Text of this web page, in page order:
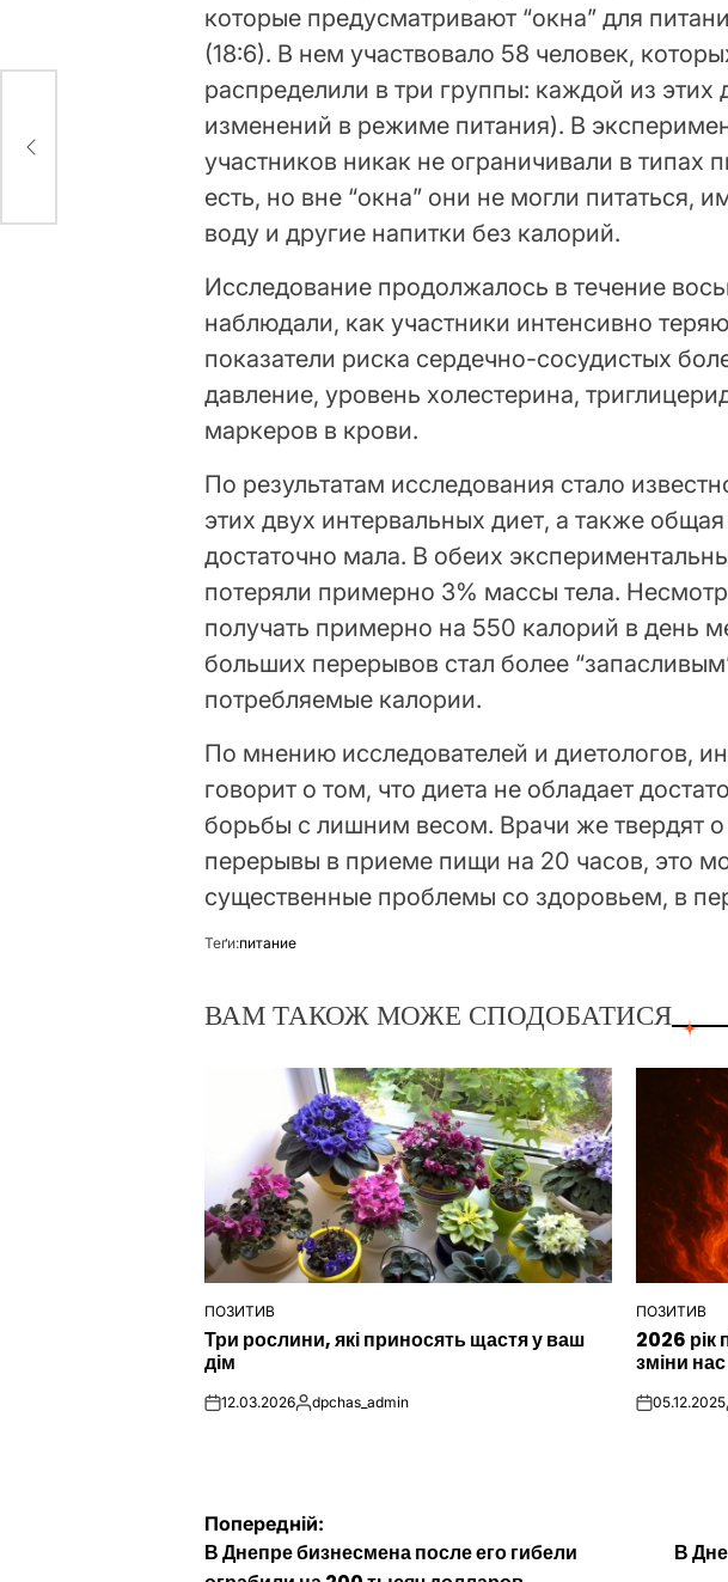
которые предусматривают “окна” для
(18:6). В нем участвовало 58 человек,
распределили в три группы: каждой из этих
изменений в режиме питания). В
участников никак не ограничивали в типах
есть, но вне “окна” они не могли питаться,
воду и другие напитки без калорий.
Исследование продолжалось в течение
наблюдали, как участники интенсивно
показатели риска сердечно-сосудистых
давление, уровень холестерина,
маркеров в крови.
По результатам исследования стало
этих двух интервальных диет, а также
достаточно мала. В обеих
потеряли примерно 3% массы тела.
получать примерно на 550 калорий в день
больших перерывов стал более
потребляемые калории.
По мнению исследователей и диетологов,
говорит о том, что диета не обладает
борьбы с лишним весом. Врачи же твердят о
перерывы в приеме пищи на 20 часов, это
существенные проблемы со здоровьем, в
Теґи:питание
ВАМ ТАКОЖ МОЖЕ СПОДОБАТИСЯ
ОПУБЛІКУВАТИ
ПОЗИТИВ
Три рослини, які приносять щастя у ваш
дім
on12.03.2026Опубліковано
dpchas_admin
У
ПОЗИТИВ
2026 рік
зміни
on05.12.2025
Навігація
Попередній:
В Днепре бизнесмена после его гибели
В